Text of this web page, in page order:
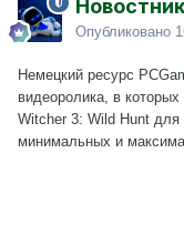
Новостник
Опубликовано
Немецкий ресурс
видеоролика, в
Witcher 3: Wild Hunt для
минимальных и